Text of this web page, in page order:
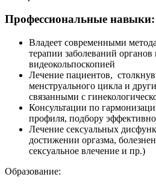
Профессиональные навыки:
Владеет современными
терапии заболеваний органов
видеокольпоскопией
Лечение пациентов,
менструального цикла и
связанными с
Консультации по
профиля, подбору
Лечение сексуальных
достижении оргазма,
сексуальное влечение и пр.)
Образование: